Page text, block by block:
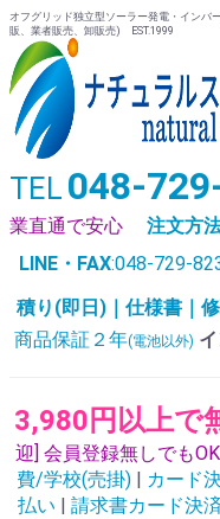
オフグリッド独立型ソーラー発電・インバ
販、業者販売、卸販売) EST.1999
TEL 048-
業直通で安心
注文方
LINE・FAX:048-729-
積り(即日)｜仕様書｜
商品保証２年(電池以外)
3,980円以上で
迎] 会員登録無しでもOK
費/学校(売掛) | カード
払い | 請求書カード決済